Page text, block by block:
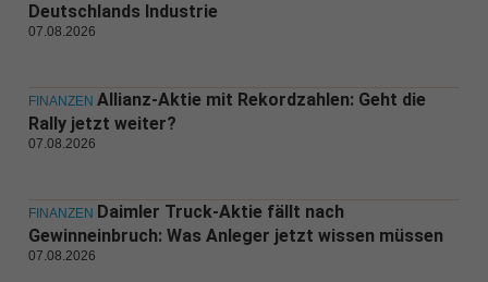
Deutschlands Industrie
07.08.2026
FINANZEN Allianz-Aktie mit Rekordzahlen: Geht die
Rally jetzt weiter?
07.08.2026
FINANZEN Daimler Truck-Aktie fällt nach
Gewinneinbruch: Was Anleger jetzt wissen müssen
07.08.2026